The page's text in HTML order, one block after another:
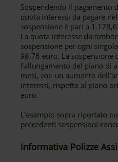
Sospendendo il pagamento
quota interessi da pagare
sospensione è pari a
La quota interesse da
sospensione per ogni
98,76 euro. La sospensione
l’allungamento del piano di
mesi, con un aumento
interessi, rispetto al piano
euro.
L’esempio sopra riportato
precedenti sospensioni
Informativa Polizze